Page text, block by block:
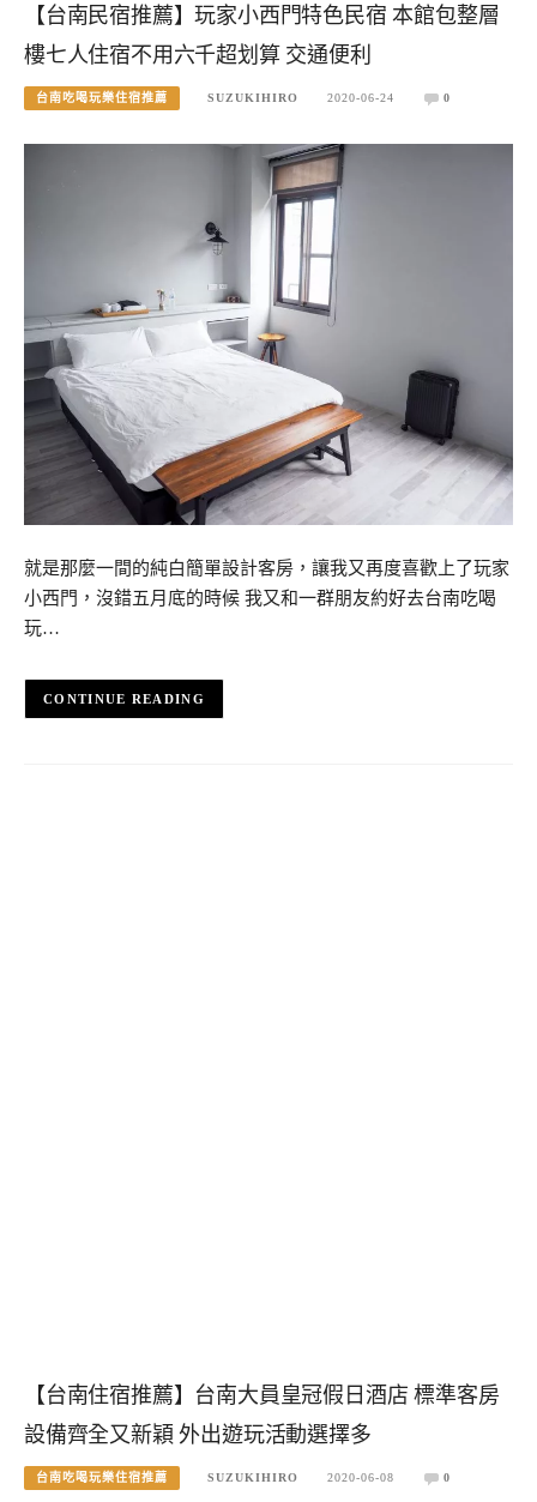
【台南民宿推薦】玩家小西門特色民宿 本館包整層
樓七人住宿不用六千超划算 交通便利
台南吃喝玩樂住宿推薦 SUZUKIHIRO 2020-06-24 0
就是那麼一間的純白簡單設計客房，讓我又再度喜歡上了玩家
小西門，沒錯五月底的時候 我又和一群朋友約好去台南吃喝
玩…
CONTINUE READING
【台南住宿推薦】台南大員皇冠假日酒店 標準客房
設備齊全又新穎 外出遊玩活動選擇多
台南吃喝玩樂住宿推薦 SUZUKIHIRO 2020-06-08 0